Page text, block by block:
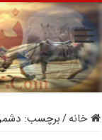
خانه/برچسب: